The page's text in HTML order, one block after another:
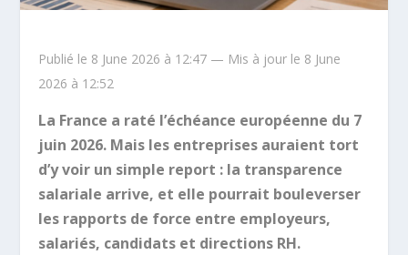
Publié le 8 June 2026 à 12:47 — Mis à jour le 8 June
2026 à 12:52
La France a raté l’échéance européenne du 7
juin 2026. Mais les entreprises auraient tort
d’y voir un simple report : la transparence
salariale arrive, et elle pourrait bouleverser
les rapports de force entre employeurs,
salariés, candidats et directions RH.